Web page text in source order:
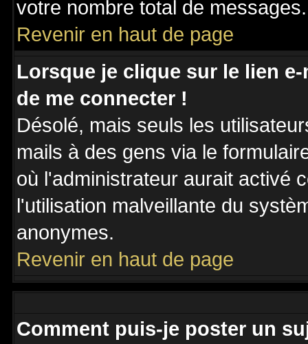
votre nombre total de messages.
Revenir en haut de page
Lorsque je clique sur le lien
de me connecter !
Désolé, mais seuls les
mails à des gens via le
où l'administrateur aurait activé
l'utilisation malveillante du
anonymes.
Revenir en haut de page
Comment puis-je poster un